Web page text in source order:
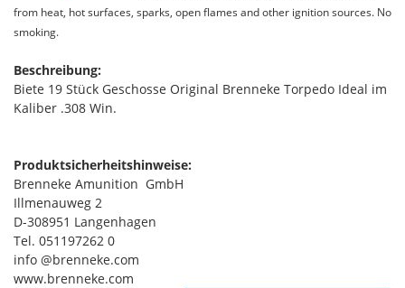
from heat, hot surfaces, sparks, open flames and other ignition sources. No
smoking.
Beschreibung:
Biete 19 Stück Geschosse Original Brenneke Torpedo Ideal im
Kaliber .308 Win.
Produktsicherheitshinweise:
Brenneke Amunition GmbH
Illmenauweg 2
D-308951 Langenhagen
Tel. 051197262 0
info @brenneke.com
www.brenneke.com